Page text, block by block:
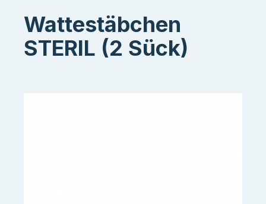
Wattestäbchen
STERIL (2 Sück)